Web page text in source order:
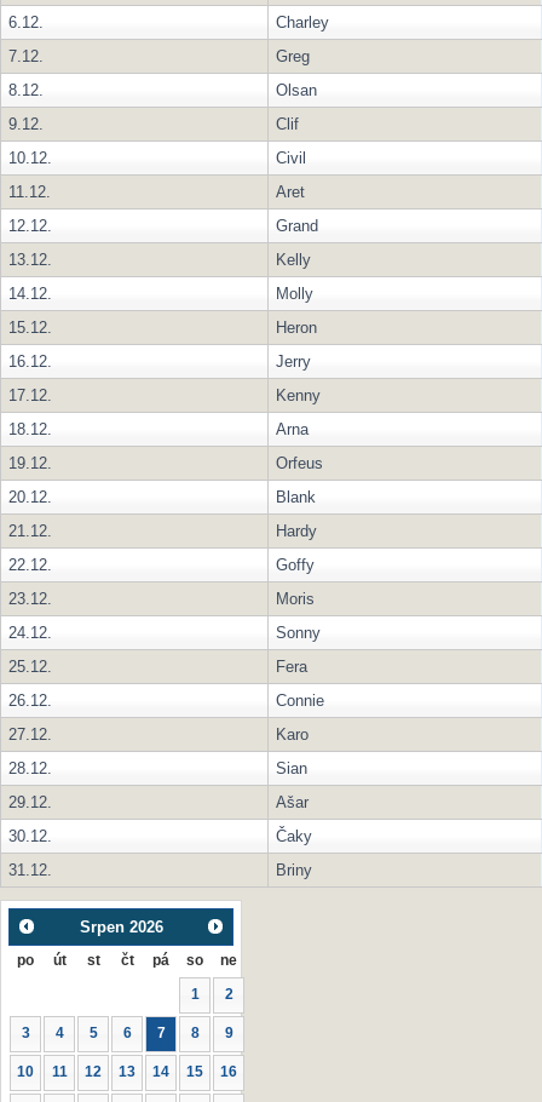
6.12.
Charley
7.12.
Greg
8.12.
Olsan
9.12.
Clif
10.12.
Civil
11.12.
Aret
12.12.
Grand
13.12.
Kelly
14.12.
Molly
15.12.
Heron
16.12.
Jerry
17.12.
Kenny
18.12.
Arna
19.12.
Orfeus
20.12.
Blank
21.12.
Hardy
22.12.
Goffy
23.12.
Moris
24.12.
Sonny
25.12.
Fera
26.12.
Connie
27.12.
Karo
28.12.
Sian
29.12.
Ašar
30.12.
Čaky
31.12.
Briny
Srpen 2026
po út st čt pá so ne
1 2
3 4 5 6 7 8 9
10 11 12 13 14 15 16